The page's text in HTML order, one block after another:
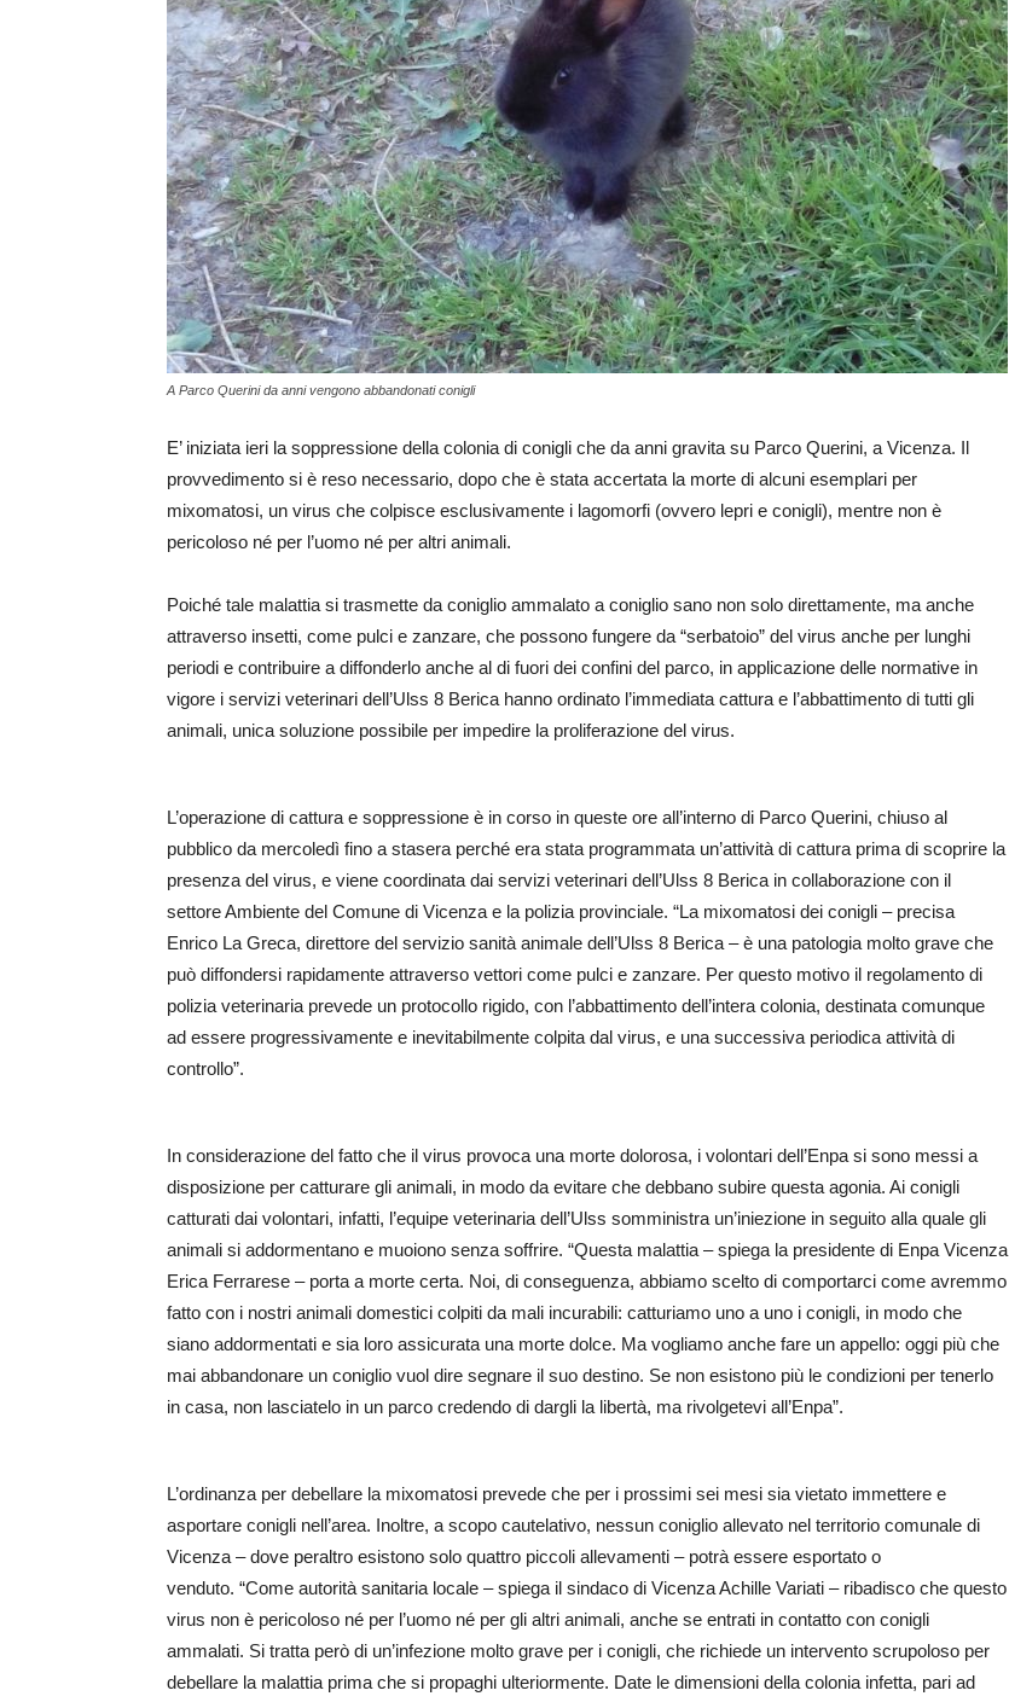
A Parco Querini da anni vengono abbandonati conigli
E’ iniziata ieri la soppressione della colonia di conigli che da anni gravita su Parco Querini, a Vicenza. Il
provvedimento si è reso necessario, dopo che è stata accertata la morte di alcuni esemplari per
mixomatosi, un virus che colpisce esclusivamente i lagomorfi (ovvero lepri e conigli), mentre non è
pericoloso né per l’uomo né per altri animali.
Poiché tale malattia si trasmette da coniglio ammalato a coniglio sano non solo direttamente, ma anche
attraverso insetti, come pulci e zanzare, che possono fungere da “serbatoio” del virus anche per lunghi
periodi e contribuire a diffonderlo anche al di fuori dei confini del parco, in applicazione delle normative in
vigore i servizi veterinari dell’Ulss 8 Berica hanno ordinato l’immediata cattura e l’abbattimento di tutti gli
animali, unica soluzione possibile per impedire la proliferazione del virus.
L’operazione di cattura e soppressione è in corso in queste ore all’interno di Parco Querini, chiuso al
pubblico da mercoledì fino a stasera perché era stata programmata un’attività di cattura prima di scoprire la
presenza del virus, e viene coordinata dai servizi veterinari dell’Ulss 8 Berica in collaborazione con il
settore Ambiente del Comune di Vicenza e la polizia provinciale. “La mixomatosi dei conigli – precisa
Enrico La Greca, direttore del servizio sanità animale dell’Ulss 8 Berica – è una patologia molto grave che
può diffondersi rapidamente attraverso vettori come pulci e zanzare. Per questo motivo il regolamento di
polizia veterinaria prevede un protocollo rigido, con l’abbattimento dell’intera colonia, destinata comunque
ad essere progressivamente e inevitabilmente colpita dal virus, e una successiva periodica attività di
controllo”.
In considerazione del fatto che il virus provoca una morte dolorosa, i volontari dell’Enpa si sono messi a
disposizione per catturare gli animali, in modo da evitare che debbano subire questa agonia. Ai conigli
catturati dai volontari, infatti, l’equipe veterinaria dell’Ulss somministra un’iniezione in seguito alla quale gli
animali si addormentano e muoiono senza soffrire. “Questa malattia – spiega la presidente di Enpa Vicenza
Erica Ferrarese – porta a morte certa. Noi, di conseguenza, abbiamo scelto di comportarci come avremmo
fatto con i nostri animali domestici colpiti da mali incurabili: catturiamo uno a uno i conigli, in modo che
siano addormentati e sia loro assicurata una morte dolce. Ma vogliamo anche fare un appello: oggi più che
mai abbandonare un coniglio vuol dire segnare il suo destino. Se non esistono più le condizioni per tenerlo
in casa, non lasciatelo in un parco credendo di dargli la libertà, ma rivolgetevi all’Enpa”.
L’ordinanza per debellare la mixomatosi prevede che per i prossimi sei mesi sia vietato immettere e
asportare conigli nell’area. Inoltre, a scopo cautelativo, nessun coniglio allevato nel territorio comunale di
Vicenza – dove peraltro esistono solo quattro piccoli allevamenti – potrà essere esportato o
venduto. “Come autorità sanitaria locale – spiega il sindaco di Vicenza Achille Variati – ribadisco che questo
virus non è pericoloso né per l’uomo né per gli altri animali, anche se entrati in contatto con conigli
ammalati. Si tratta però di un’infezione molto grave per i conigli, che richiede un intervento scrupoloso per
debellare la malattia prima che si propaghi ulteriormente. Date le dimensioni della colonia infetta, pari ad